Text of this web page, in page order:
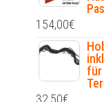
154,00€
für
32,50€